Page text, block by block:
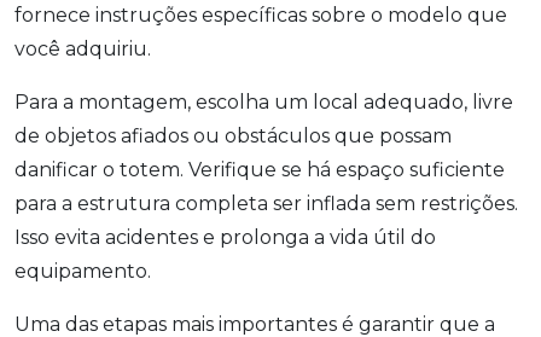
fornece instruções específicas sobre o modelo que
você adquiriu.
Para a montagem, escolha um local adequado, livre
de objetos afiados ou obstáculos que possam
danificar o totem. Verifique se há espaço suficiente
para a estrutura completa ser inflada sem restrições.
Isso evita acidentes e prolonga a vida útil do
equipamento.
Uma das etapas mais importantes é garantir que a